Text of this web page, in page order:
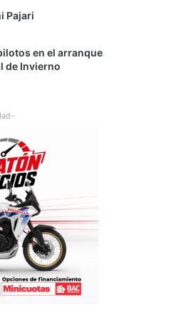
Pajari
en el arranque
de Invierno